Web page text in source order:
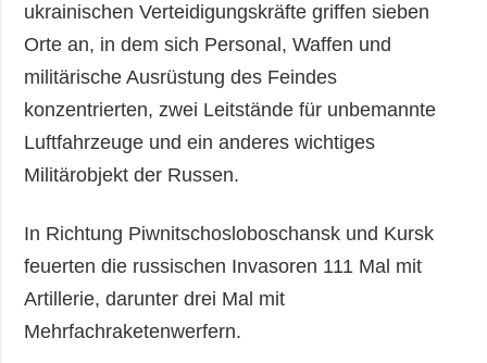
ukrainischen Verteidigungskräfte griffen sieben
Orte an, in dem sich Personal, Waffen und
militärische Ausrüstung des Feindes
konzentrierten, zwei Leitstände für unbemannte
Luftfahrzeuge und ein anderes wichtiges
Militärobjekt der Russen.
In Richtung Piwnitschosloboschansk und Kursk
feuerten die russischen Invasoren 111 Mal mit
Artillerie, darunter drei Mal mit
Mehrfachraketenwerfern.